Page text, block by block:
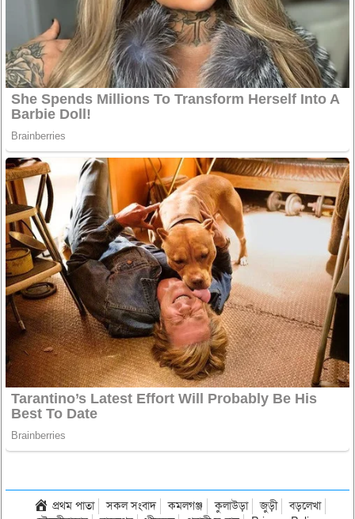
প্রথম পাতা সকল সংবাদ কমলগঞ্জ কুলাউড়া জুড়ী
বড়লেখা